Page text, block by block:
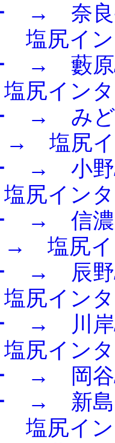
→ 奈良
尻イン
→ 藪
イン
→ みど
→ 塩尻イ
→ 小
イン
→ 信濃
塩尻イ
→ 辰
尻イン
→ 川
尻イン
→ 岡
→ 新島
尻イン